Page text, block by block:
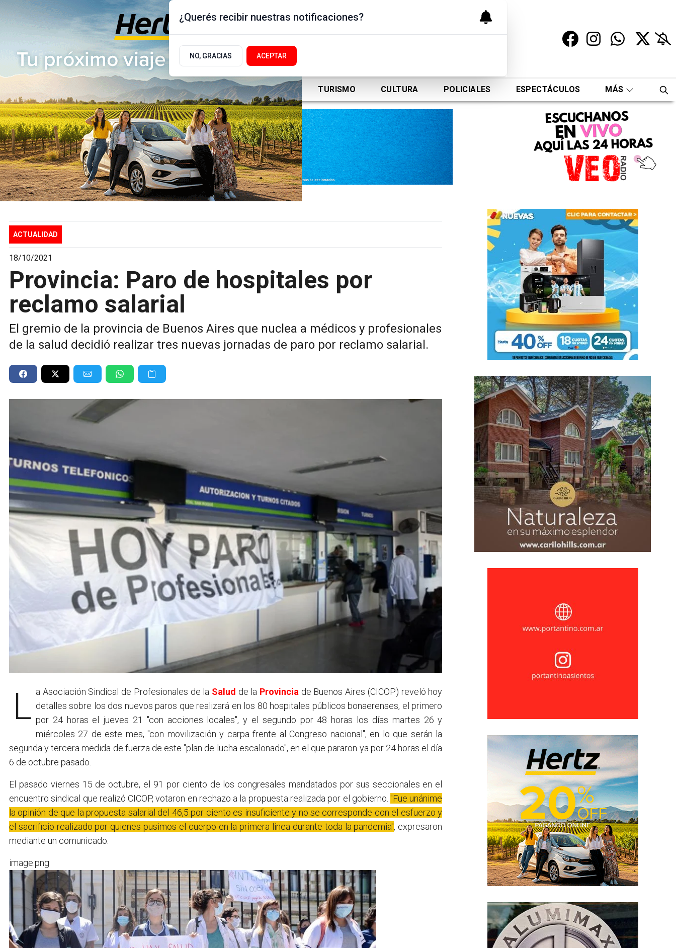
Jueves 6 de Agosto
de 2026
17.9ºc | Buenos Aires, AR
ACTUALIDAD POLÍTICA DEPORTES TURISMO CULTURA POLICIALES ESPECTÁCULOS MÁS
ACTUALIDAD
18/10/2021
Provincia: Paro de hospitales por
reclamo salarial
El gremio de la provincia de Buenos Aires que nuclea a médicos y profesionales
de la salud decidió realizar tres nuevas jornadas de paro por reclamo salarial.
La Asociación Sindical de Profesionales de la Salud de la Provincia de Buenos Aires (CICOP) reveló hoy
detalles sobre los dos nuevos paros que realizará en los 80 hospitales públicos bonaerenses, el primero
por 24 horas el jueves 21 "con acciones locales", y el segundo por 48 horas los días martes 26 y
miércoles 27 de este mes, "con movilización y carpa frente al Congreso nacional", en lo que serán la
segunda y tercera medida de fuerza de este "plan de lucha escalonado", en el que pararon ya por 24 horas el día
6 de octubre pasado.
El pasado viernes 15 de octubre, el 91 por ciento de los congresales mandatados por sus seccionales en el
encuentro sindical que realizó CICOP, votaron en rechazo a la propuesta realizada por el gobierno."Fue unánime
la opinión de que la propuesta salarial del 46,5 por ciento es insuficiente y no se corresponde con el esfuerzo y
el sacrificio realizado por quienes pusimos el cuerpo en la primera línea durante toda la pandemia", expresaron
mediante un comunicado.
image.png
¿Querés recibir nuestras notificaciones?
NO, GRACIAS ACEPTAR